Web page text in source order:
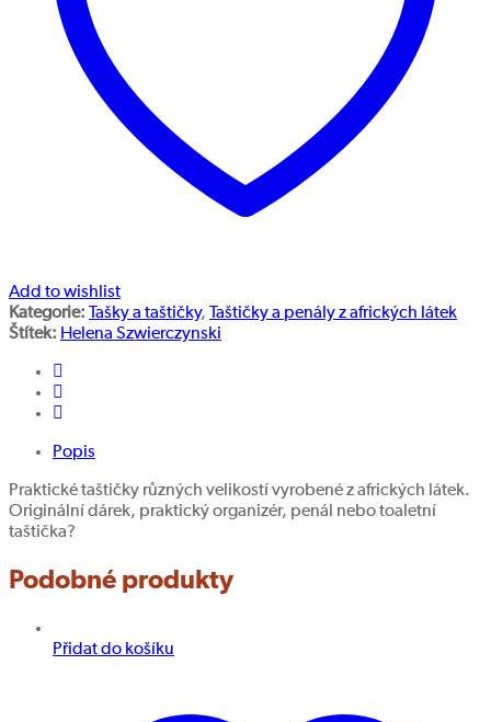
Add to wishlist
Kategorie:
Tašky a taštičky,
Taštičky a penály z afrických látek
Štítek: Helena Szwierczynski
Popis
Praktické taštičky různých velikostí vyrobené z afrických látek.
Originální dárek, praktický organizér, penál nebo toaletní
taštička?
Podobné produkty
Přidat do košíku